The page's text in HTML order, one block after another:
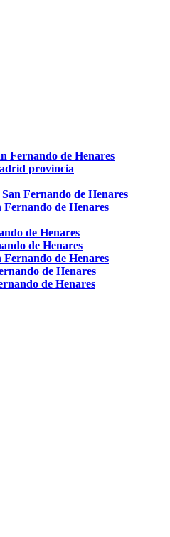
Fernando de Henares
provincia
San Fernando de Henares
Fernando de Henares
de Henares
de Henares
Fernando de Henares
de Henares
de Henares